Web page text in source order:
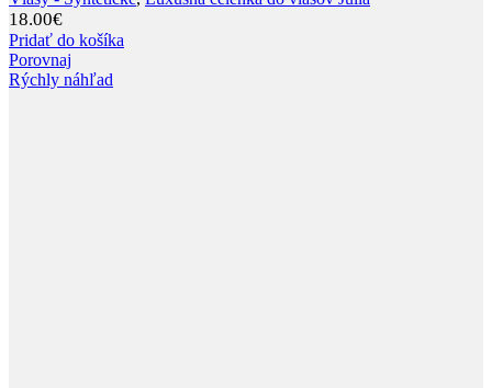
18.00€
Pridať do košíka
Porovnaj
Rýchly náhľad